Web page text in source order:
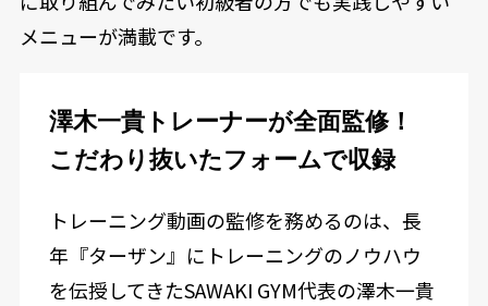
メニューが満載です。
澤木一貴トレーナーが全面監修！
こだわり抜いたフォームで収録
トレーニング動画の監修を務めるのは、長
年『ターザン』にトレーニングのノウハウ
を伝授してきたSAWAKI GYM代表の澤木一貴